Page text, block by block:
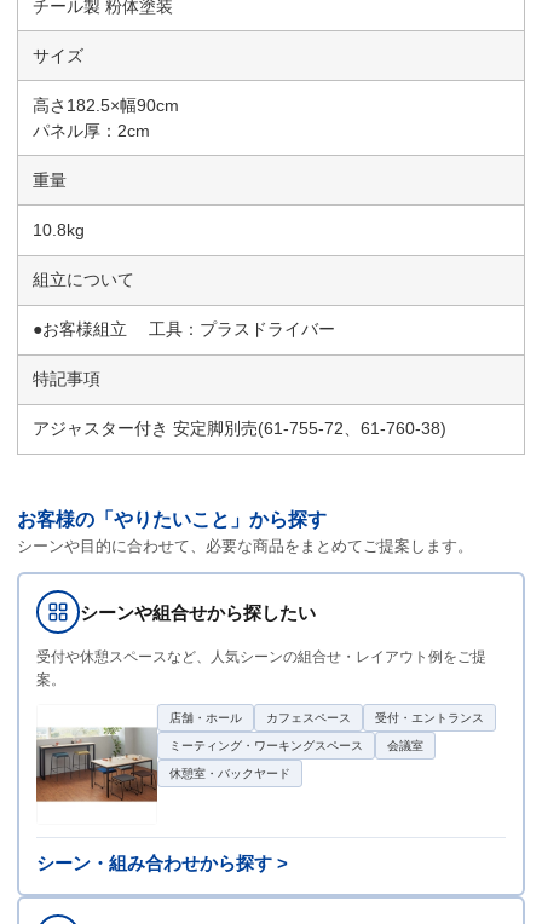
チール製 粉体塗装
サイズ
高さ182.5×幅90cm
パネル厚：2cm
重量
10.8kg
組立について
●お客様組立 工具：プラスドライバー
特記事項
アジャスター付き 安定脚別売(61-755-72、61-760-38)
お客様の「やりたいこと」から探す
シーンや目的に合わせて、必要な商品をまとめてご提案します。
シーンや組合せから探したい
受付や休憩スペースなど、人気シーンの組合せ・レイアウト例をご提
案。
店舗・ホール カフェスペース 受付・エントランス
ミーティング・ワーキングスペース 会議室
休憩室・バックヤード
シーン・組み合わせから探す >